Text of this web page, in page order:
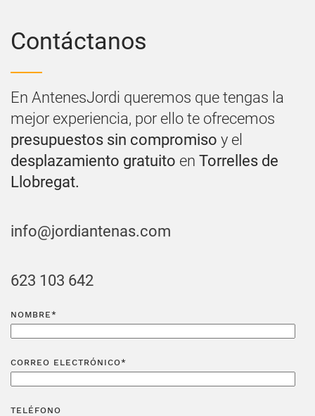
Contáctanos
En AntenesJordi queremos que tengas la
mejor experiencia, por ello te ofrecemos
presupuestos sin compromiso y el
desplazamiento gratuito en Torrelles de
Llobregat.
info@jordiantenas.com
623 103 642
NOMBRE*
CORREO ELECTRÓNICO*
TELÉFONO